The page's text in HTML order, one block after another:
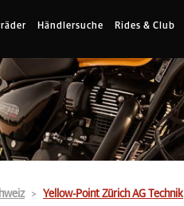
Händlersuche Rides & Club
Yellow-Point Zürich AG Technik